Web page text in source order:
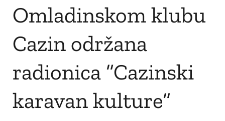
Omladinskom klubu
Cazin održana
radionica ”Cazinski
karavan kulture”